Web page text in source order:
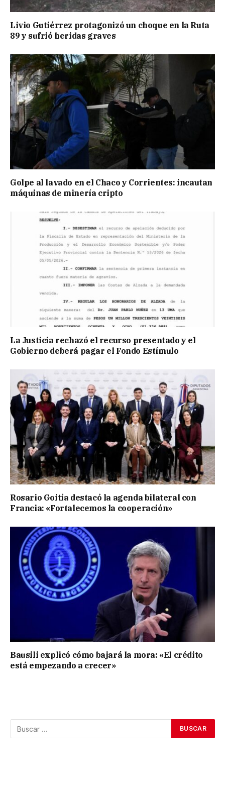
Livio Gutiérrez protagonizó un choque en la Ruta
89 y sufrió heridas graves
Golpe al lavado en el Chaco y Corrientes: incautan
máquinas de minería cripto
La Justicia rechazó el recurso presentado y el
Gobierno deberá pagar el Fondo Estímulo
Rosario Goitía destacó la agenda bilateral con
Francia: «Fortalecemos la cooperación»
Bausili explicó cómo bajará la mora: «El crédito
está empezando a crecer»